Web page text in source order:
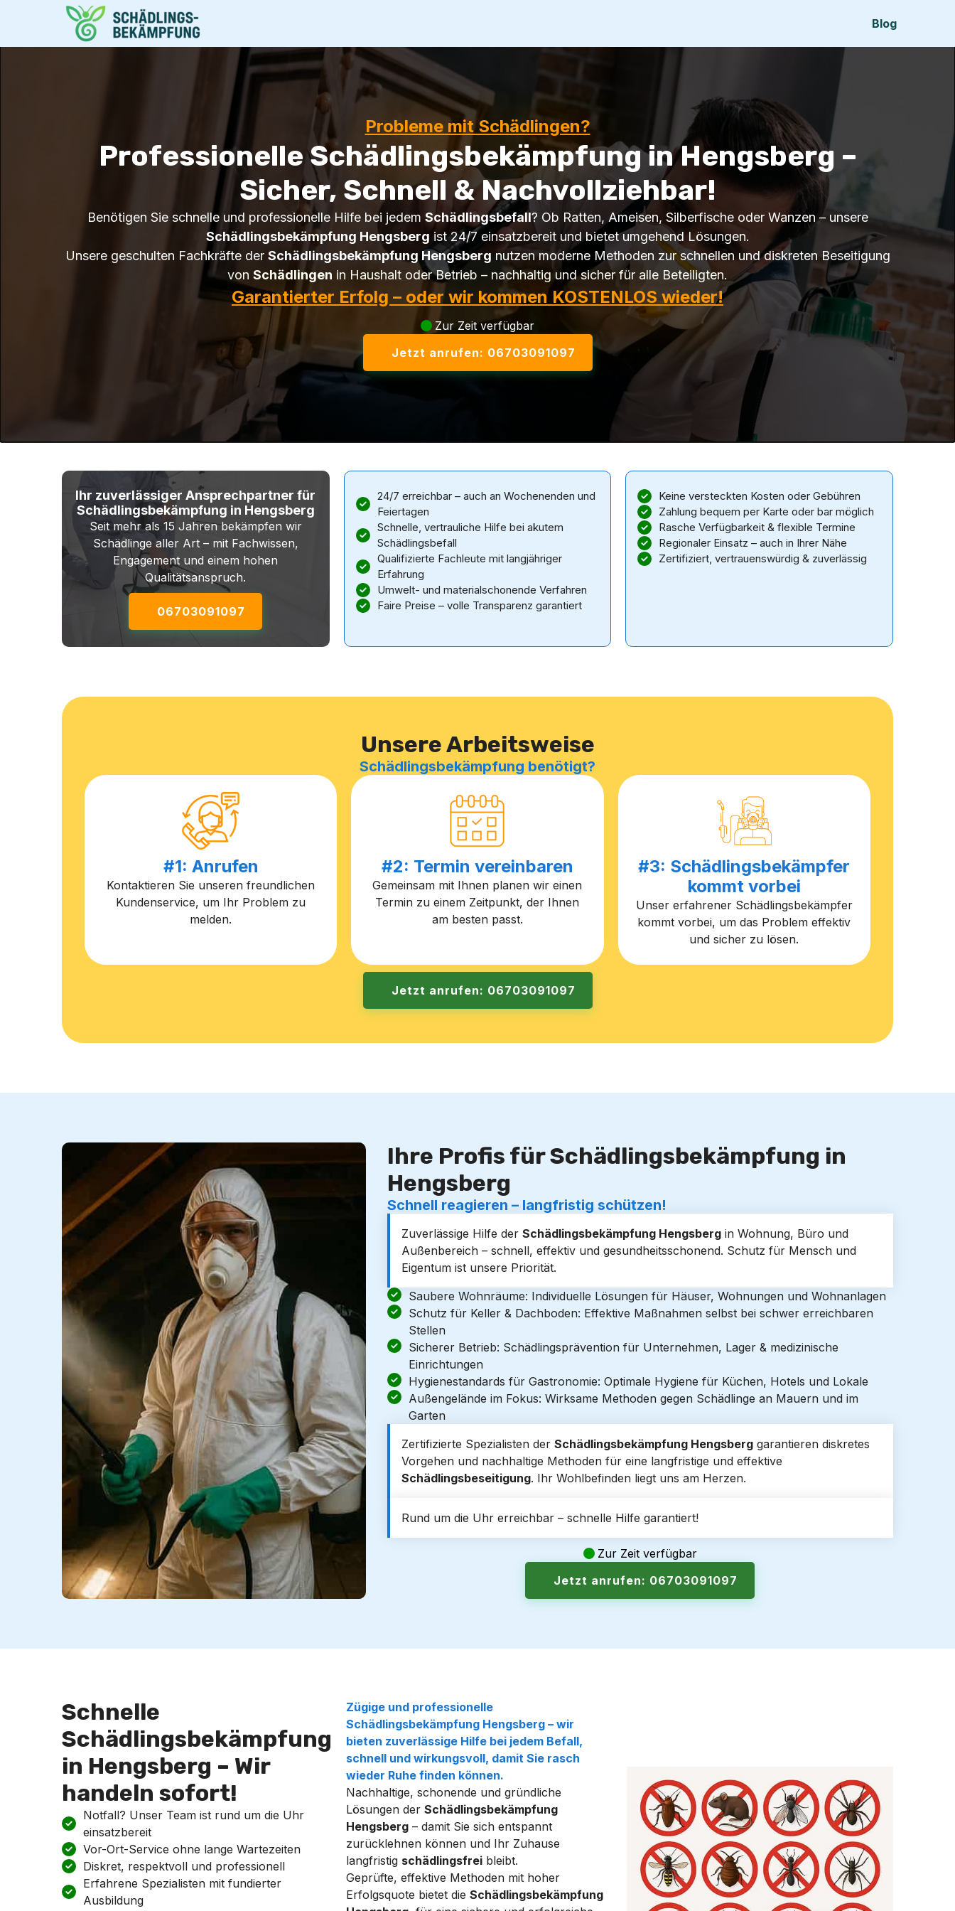
Blog
Probleme mit Schädlingen?
Professionelle Schädlingsbekämpfung in Hengsberg –
Sicher, Schnell & Nachvollziehbar!
Benötigen Sie schnelle und professionelle Hilfe bei jedem Schädlingsbefall? Ob Ratten, Ameisen, Silberfische oder Wanzen – unsere
Schädlingsbekämpfung Hengsberg ist 24/7 einsatzbereit und bietet umgehend Lösungen.
Unsere geschulten Fachkräfte der Schädlingsbekämpfung Hengsberg nutzen moderne Methoden zur schnellen und diskreten Beseitigung
von Schädlingen in Haushalt oder Betrieb – nachhaltig und sicher für alle Beteiligten.
Garantierter Erfolg – oder wir kommen KOSTENLOS wieder!
Zur Zeit verfügbar
Jetzt anrufen: 06703091097
Ihr zuverlässiger Ansprechpartner für
Schädlingsbekämpfung in Hengsberg
Seit mehr als 15 Jahren bekämpfen wir
Schädlinge aller Art – mit Fachwissen,
Engagement und einem hohen
Qualitätsanspruch.
06703091097
24/7 erreichbar – auch an Wochenenden und
Feiertagen
Schnelle, vertrauliche Hilfe bei akutem
Schädlingsbefall
Qualifizierte Fachleute mit langjähriger
Erfahrung
Umwelt- und materialschonende Verfahren
Faire Preise – volle Transparenz garantiert
Keine versteckten Kosten oder Gebühren
Zahlung bequem per Karte oder bar möglich
Rasche Verfügbarkeit & flexible Termine
Regionaler Einsatz – auch in Ihrer Nähe
Zertifiziert, vertrauenswürdig & zuverlässig
Unsere Arbeitsweise
Schädlingsbekämpfung benötigt?
#1: Anrufen
Kontaktieren Sie unseren freundlichen
Kundenservice, um Ihr Problem zu
melden.
#2: Termin vereinbaren
Gemeinsam mit Ihnen planen wir einen
Termin zu einem Zeitpunkt, der Ihnen
am besten passt.
#3: Schädlingsbekämpfer
kommt vorbei
Unser erfahrener Schädlingsbekämpfer
kommt vorbei, um das Problem effektiv
und sicher zu lösen.
Jetzt anrufen: 06703091097
Ihre Profis für Schädlingsbekämpfung in
Hengsberg
Schnell reagieren – langfristig schützen!
Zuverlässige Hilfe der Schädlingsbekämpfung Hengsbergin Wohnung, Büro und
Außenbereich – schnell, effektiv und gesundheitsschonend. Schutz für Mensch und
Eigentum ist unsere Priorität.
Saubere Wohnräume: Individuelle Lösungen für Häuser, Wohnungen und Wohnanlagen
Schutz für Keller & Dachboden: Effektive Maßnahmen selbst bei schwer erreichbaren
Stellen
Sicherer Betrieb: Schädlingsprävention für Unternehmen, Lager & medizinische
Einrichtungen
Hygienestandards für Gastronomie: Optimale Hygiene für Küchen, Hotels und Lokale
Außengelände im Fokus: Wirksame Methoden gegen Schädlinge an Mauern und im
Garten
Zertifizierte Spezialisten der Schädlingsbekämpfung Hengsberggarantieren diskretes
Vorgehen und nachhaltige Methoden für eine langfristige und effektive
Schädlingsbeseitigung. Ihr Wohlbefinden liegt uns am Herzen.
Rund um die Uhr erreichbar – schnelle Hilfe garantiert!
Zur Zeit verfügbar
Jetzt anrufen: 06703091097
Schnelle
Schädlingsbekämpfung
in Hengsberg – Wir
handeln sofort!
Notfall? Unser Team ist rund um die Uhr
einsatzbereit
Vor-Ort-Service ohne lange Wartezeiten
Diskret, respektvoll und professionell
Erfahrene Spezialisten mit fundierter
Ausbildung
Zügige und professionelle
Schädlingsbekämpfung Hengsberg – wir
bieten zuverlässige Hilfe bei jedem Befall,
schnell und wirkungsvoll, damit Sie rasch
wieder Ruhe finden können.
Nachhaltige, schonende und gründliche
Lösungen der Schädlingsbekämpfung
Hengsberg – damit Sie sich entspannt
zurücklehnen können und Ihr Zuhause
langfristig schädlingsfrei bleibt.
Geprüfte, effektive Methoden mit hoher
Erfolgsquote bietet die Schädlingsbekämpfung